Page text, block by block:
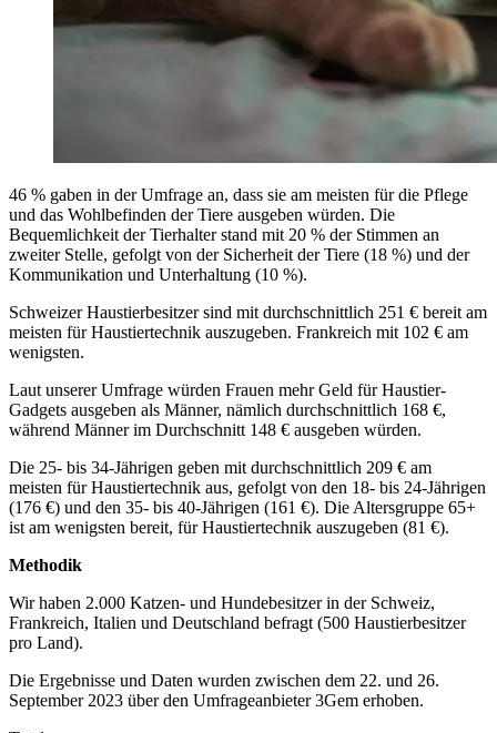
46 % gaben in der Umfrage an, dass sie am meisten für die Pflege
und das Wohlbefinden der Tiere ausgeben würden. Die
Bequemlichkeit der Tierhalter stand mit 20 % der Stimmen an
zweiter Stelle, gefolgt von der Sicherheit der Tiere (18 %) und der
Kommunikation und Unterhaltung (10 %).
Schweizer Haustierbesitzer sind mit durchschnittlich 251 € bereit am
meisten für Haustiertechnik auszugeben. Frankreich mit 102 € am
wenigsten.
Laut unserer Umfrage würden Frauen mehr Geld für Haustier-
Gadgets ausgeben als Männer, nämlich durchschnittlich 168 €,
während Männer im Durchschnitt 148 € ausgeben würden.
Die 25- bis 34-Jährigen geben mit durchschnittlich 209 € am
meisten für Haustiertechnik aus, gefolgt von den 18- bis 24-Jährigen
(176 €) und den 35- bis 40-Jährigen (161 €). Die Altersgruppe 65+
ist am wenigsten bereit, für Haustiertechnik auszugeben (81 €).
Methodik
Wir haben 2.000 Katzen- und Hundebesitzer in der Schweiz,
Frankreich, Italien und Deutschland befragt (500 Haustierbesitzer
pro Land).
Die Ergebnisse und Daten wurden zwischen dem 22. und 26.
September 2023 über den Umfrageanbieter 3Gem erhoben.